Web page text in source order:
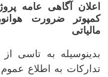
اعلان آگاهی عامه
کمپوتر ضرورت
مالیاتی
بدینوسیله به تاسی
تدارکات به اطلاع